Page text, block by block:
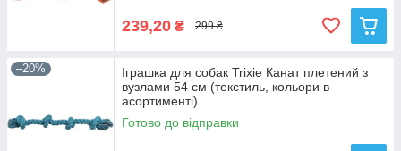
239,20 ₴ 299 ₴
–20%
Іграшка для собак Trixie Канат плетений з
вузлами 54 см (текстиль, кольори в
асортименті)
Готово до відправки